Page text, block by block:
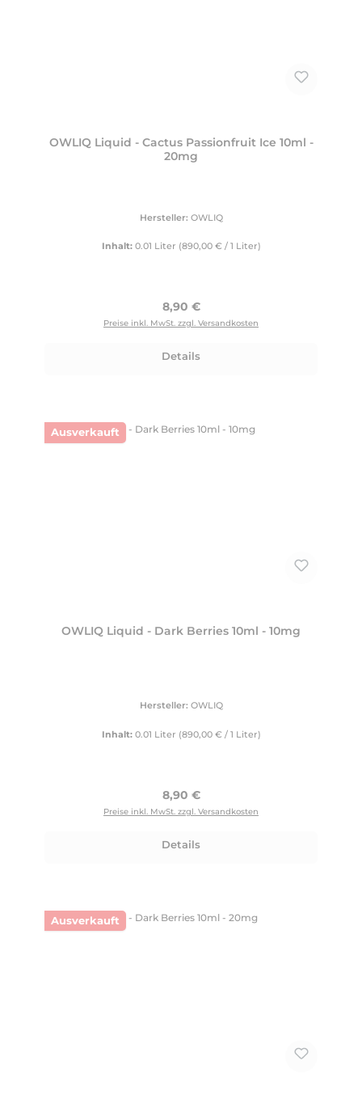
OWLIQ Liquid - Cactus Passionfruit Ice 10ml -
20mg
Hersteller: OWLIQ
Inhalt: 0.01 Liter (890,00 € / 1 Liter)
Regulärer Preis:
8,90 €
Preise inkl. MwSt. zzgl. Versandkosten
Details
Ausverkauft
OWLIQ Liquid - Dark Berries 10ml - 10mg
Hersteller: OWLIQ
Inhalt: 0.01 Liter (890,00 € / 1 Liter)
Regulärer Preis:
8,90 €
Preise inkl. MwSt. zzgl. Versandkosten
Details
Ausverkauft